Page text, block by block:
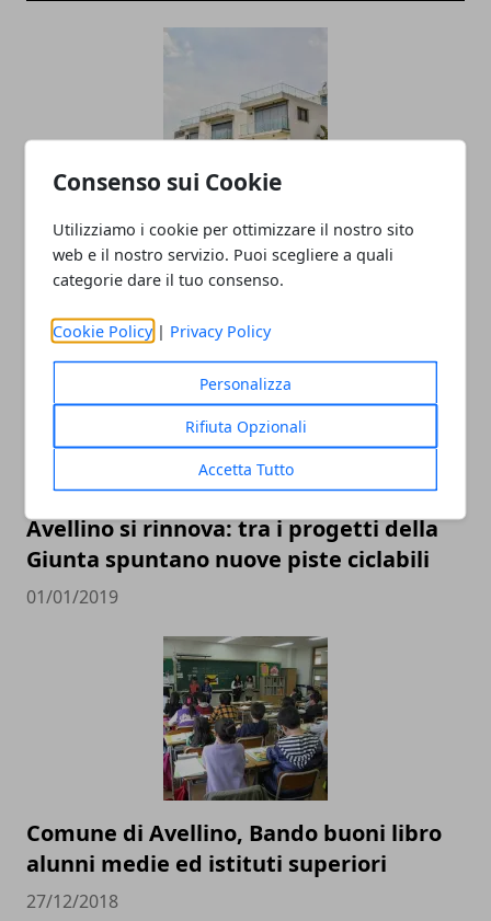
Consenso sui Cookie
Utilizziamo i cookie per ottimizzare il nostro sito
web e il nostro servizio. Puoi scegliere a quali
categorie dare il tuo consenso.
Cookie Policy | Privacy Policy
Personalizza
Rifiuta Opzionali
Accetta Tutto
La situazione nel 2018 del Mercato
Immobiliare ad Avellino
05/01/2019
Avellino si rinnova: tra i progetti della
Giunta spuntano nuove piste ciclabili
01/01/2019
Comune di Avellino, Bando buoni libro
alunni medie ed istituti superiori
27/12/2018